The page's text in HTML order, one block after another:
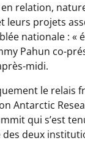
relation,
leurs projets
nationale : «
Pahun co-
midi.
le relais
Antarctic
qui s’est
des deux